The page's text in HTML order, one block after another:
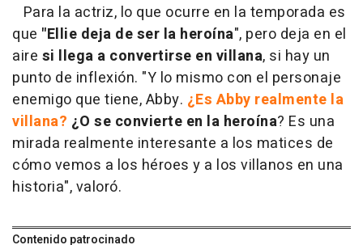
Para la actriz, lo que ocurre en la temporada es
que "Ellie deja de ser la heroína", pero deja en el
aire si llega a convertirse en villana, si hay un
punto de inflexión. "Y lo mismo con el personaje
enemigo que tiene, Abby. ¿Es Abby realmente la
villana? ¿O se convierte en la heroína? Es una
mirada realmente interesante a los matices de
cómo vemos a los héroes y a los villanos en una
historia", valoró.
Contenido patrocinado